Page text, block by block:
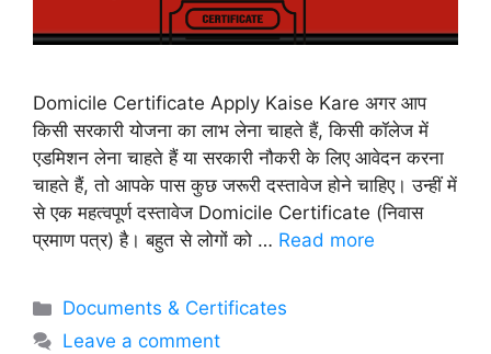
Domicile Certificate Apply Kaise Kare अगर आप
किसी सरकारी योजना का लाभ लेना चाहते हैं, किसी कॉलेज में
एडमिशन लेना चाहते हैं या सरकारी नौकरी के लिए आवेदन करना
चाहते हैं, तो आपके पास कुछ जरूरी दस्तावेज होने चाहिए। उन्हीं में
से एक महत्वपूर्ण दस्तावेज Domicile Certificate (निवास
प्रमाण पत्र) है। बहुत से लोगों को … Read more
Categories
Documents & Certificates
Leave a comment